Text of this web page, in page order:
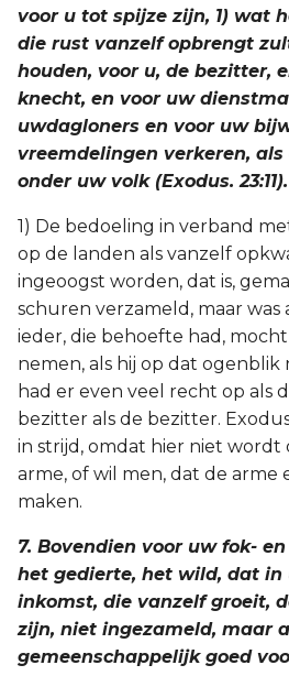
voor u tot spijze zijn, 1) wat
die rust vanzelf opbrengt
houden, voor u, de bezitter,
knecht, en voor uw
uwdagloners en voor uw
vreemdelingen verkeren,
onder uw volk (Exodus. 23:11).
1) De bedoeling in verband
op de landen als vanzelf
ingeoogst worden, dat is,
schuren verzameld, maar was
ieder, die behoefte had,
nemen, als hij op dat ogenblik
had er even veel recht op als
bezitter als de bezitter.
in strijd, omdat hier niet wordt
arme, of wil men, dat de
maken.
7. Bovendien voor uw fok-
het gedierte, het wild, dat in
inkomst, die vanzelf groeit,
zijn, niet ingezameld, maar
gemeenschappelijk goed